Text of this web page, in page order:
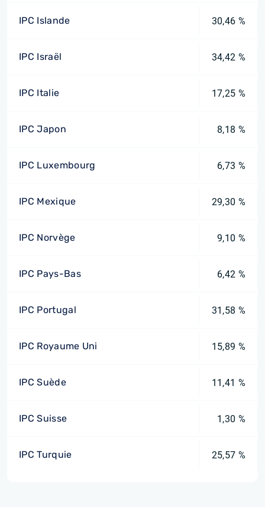
IPC Islande 30,46 %
IPC Israël 34,42 %
IPC Italie 17,25 %
IPC Japon 8,18 %
IPC Luxembourg 6,73 %
IPC Mexique 29,30 %
IPC Norvège 9,10 %
IPC Pays-Bas 6,42 %
IPC Portugal 31,58 %
IPC Royaume Uni 15,89 %
IPC Suède 11,41 %
IPC Suisse 1,30 %
IPC Turquie 25,57 %